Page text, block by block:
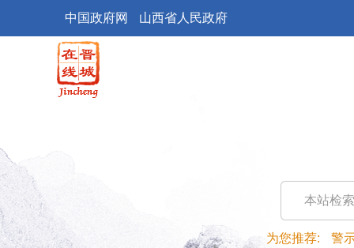
中国政府网 山西省人民政府
本站检索
为您推荐: 警